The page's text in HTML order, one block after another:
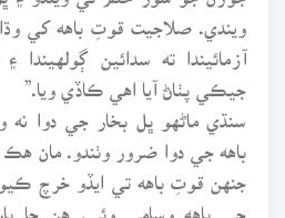
ويندي. صلاجيت قوتِ باهه کي
آزمائيندا ته سدائين ڳولهيندا
جيڪي پٺاڻ آيا اهي ڪاڏي ويا.”
سنڌي ماڻهو ڀل بخار جي دوا نه
باهه جي دوا ضرور وٺندو. مان
جنهن قوتِ باهه تي ايڏو خرچ
جي باهه وسامي وئي. هن جا